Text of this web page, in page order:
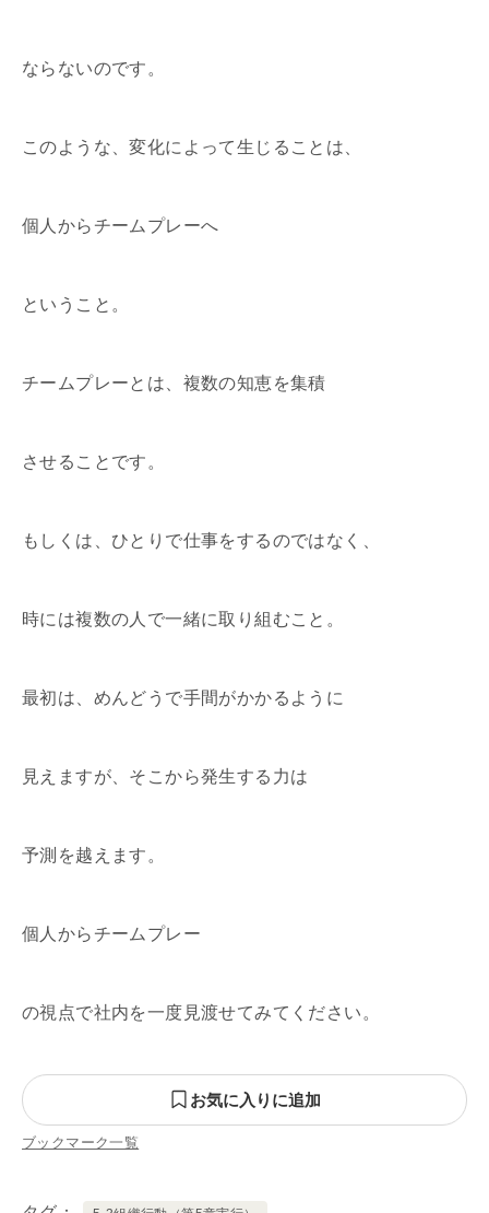
ならないのです。
このような、変化によって生じることは、
個人からチームプレーへ
ということ。
チームプレーとは、複数の知恵を集積
させることです。
もしくは、ひとりで仕事をするのではなく、
時には複数の人で一緒に取り組むこと。
最初は、めんどうで手間がかかるように
見えますが、そこから発生する力は
予測を越えます。
個人からチームプレー
の視点で社内を一度見渡せてみてください。
お気に入りに追加
ブックマーク一覧